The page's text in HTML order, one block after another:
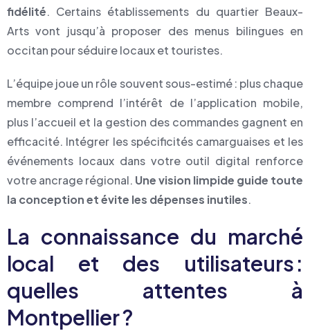
fidélité. Certains établissements du quartier Beaux-
Arts vont jusqu’à proposer des menus bilingues en
occitan pour séduire locaux et touristes.
L’équipe joue un rôle souvent sous-estimé : plus chaque
membre comprend l’intérêt de l’application mobile,
plus l’accueil et la gestion des commandes gagnent en
efficacité. Intégrer les spécificités camarguaises et les
événements locaux dans votre outil digital renforce
votre ancrage régional. Une vision limpide guide toute
la conception et évite les dépenses inutiles.
La connaissance du marché
local et des utilisateurs :
quelles attentes à
Montpellier ?